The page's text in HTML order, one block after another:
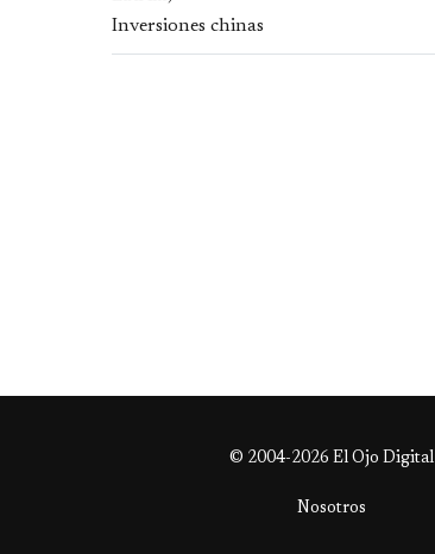
© 2004-2026 El Ojo Digital
Nosotros